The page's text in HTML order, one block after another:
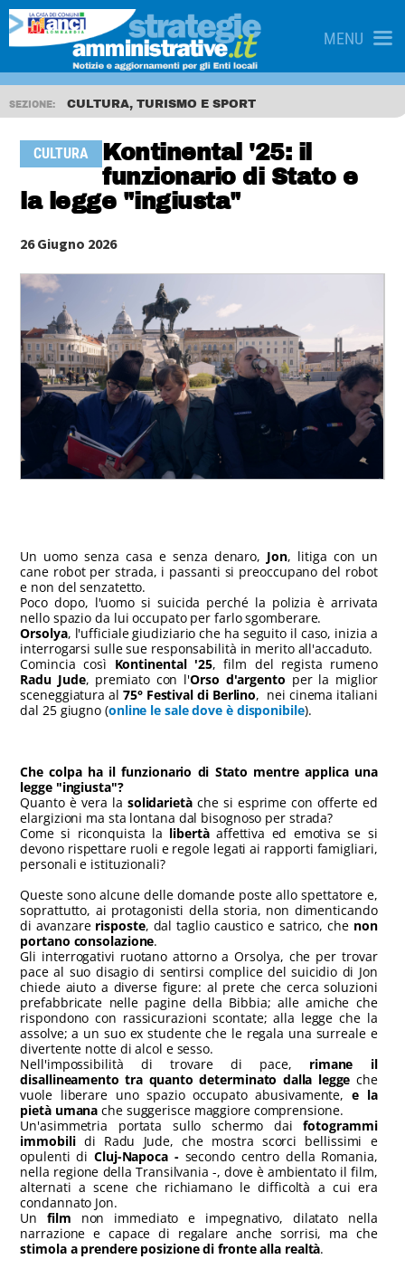
MENU
SEZIONE: CULTURA, TURISMO E SPORT
CULTURA
Kontinental '25: il
funzionario di Stato e
la legge "ingiusta"
26 Giugno 2026
Un uomo senza casa e senza denaro, Jon, litiga con un
cane robot per strada, i passanti si preoccupano del robot
e non del senzatetto.
Poco dopo, l'uomo si suicida perché la polizia è arrivata
nello spazio da lui occupato per farlo sgomberare.
Orsolya, l'ufficiale giudiziario che ha seguito il caso, inizia a
interrogarsi sulle sue responsabilità in merito all'accaduto.
Comincia così Kontinental '25, film del regista rumeno
Radu Jude, premiato con l'Orso d'argento per la miglior
sceneggiatura al 75° Festival di Berlino, nei cinema italiani
dal 25 giugno (online le sale dove è disponibile).
Che colpa ha il funzionario di Stato mentre applica una
legge "ingiusta"?
Quanto è vera la solidarietà che si esprime con offerte ed
elargizioni ma sta lontana dal bisognoso per strada?
Come si riconquista la libertà affettiva ed emotiva se si
devono rispettare ruoli e regole legati ai rapporti famigliari,
personali e istituzionali?
Queste sono alcune delle domande poste allo spettatore e,
soprattutto, ai protagonisti della storia, non dimenticando
di avanzare risposte, dal taglio caustico e satrico, che non
portano consolazione.
Gli interrogativi ruotano attorno a Orsolya, che per trovar
pace al suo disagio di sentirsi complice del suicidio di Jon
chiede aiuto a diverse figure: al prete che cerca soluzioni
prefabbricate nelle pagine della Bibbia; alle amiche che
rispondono con rassicurazioni scontate; alla legge che la
assolve; a un suo ex studente che le regala una surreale e
divertente notte di alcol e sesso.
Nell'impossibilità di trovare di pace, rimane il
disallineamento tra quanto determinato dalla legge che
vuole liberare uno spazio occupato abusivamente, e la
pietà umana che suggerisce maggiore comprensione.
Un'asimmetria portata sullo schermo daifotogrammi
immobilidi Radu Jude, che mostra scorci bellissimi e
opulenti diCluj-Napoca -secondo centro della Romania,
nella regione della Transilvania -, dove è ambientato il film,
alternati a scene che richiamano le difficoltà a cui era
condannato Jon.
Unfilm non immediato e impegnativo, dilatato nella
narrazione e capace di regalare anche sorrisi, ma che
stimola a prendere posizione di fronte alla realtà.